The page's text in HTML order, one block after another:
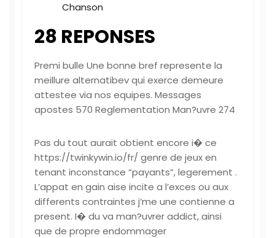
Chanson
28 REPONSES
Premi bulle Une bonne bref represente la
meillure alternatibev qui exerce demeure
attestee via nos equipes. Messages
apostes 570 Reglementation Man?uvre 274
Pas du tout aurait obtient encore i� ce
https://twinkywin.io/fr/ genre de jeux en
tenant inconstance “payants”, legerement .
L’appat en gain aise incite a l’exces ou aux
differents contraintes j’me une contienne a
present. I� du va man?uvrer addict, ainsi
que de propre endommager